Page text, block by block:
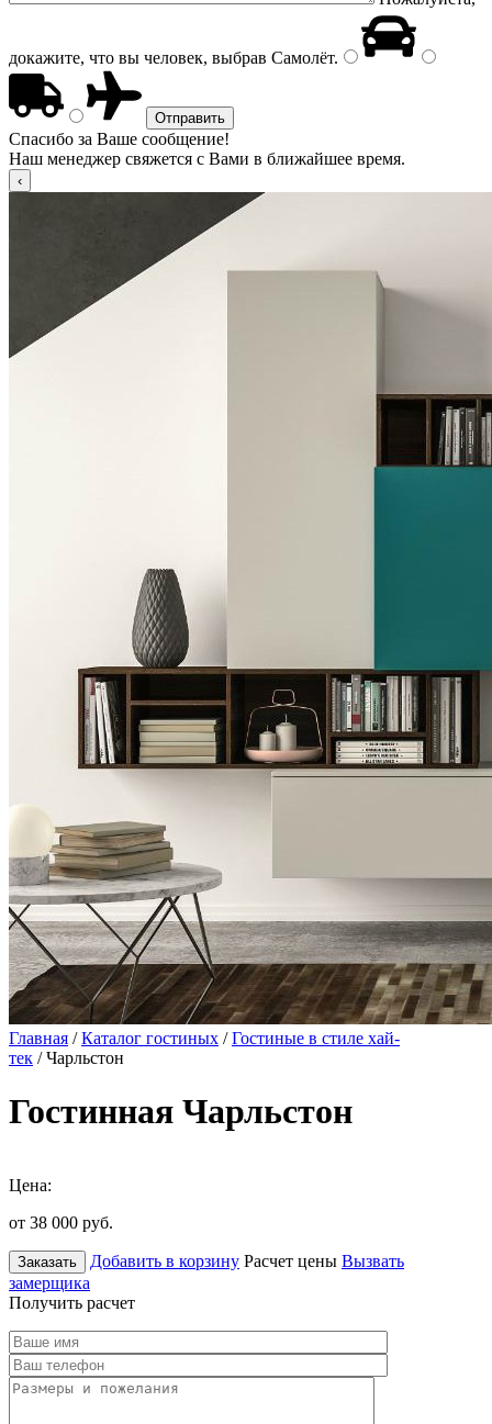
докажите, что вы человек, выбрав Самолёт.
Спасибо за Ваше сообщение!
Наш менеджер свяжется с Вами в ближайшее время.
Главная /Каталог гостиных /Гостиные в стиле хай-
тек / Чарльстон
Гостинная Чарльстон
Цена:
от 38 000 руб.
Заказать Добавить в корзину Расчет цены Вызвать
замерщика
Получить расчет